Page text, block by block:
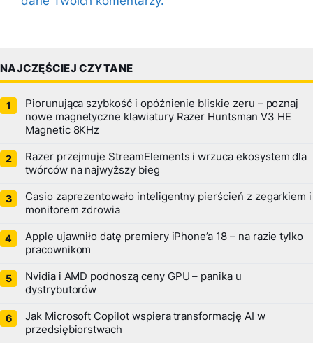
NAJCZĘŚCIEJ CZYTANE
Piorunująca szybkość i opóźnienie bliskie zeru – poznaj
nowe magnetyczne klawiatury Razer Huntsman V3 HE
Magnetic 8KHz
Razer przejmuje StreamElements i wrzuca ekosystem dla
twórców na najwyższy bieg
Casio zaprezentowało inteligentny pierścień z zegarkiem i
monitorem zdrowia
Apple ujawniło datę premiery iPhone’a 18 – na razie tylko
pracownikom
Nvidia i AMD podnoszą ceny GPU – panika u
dystrybutorów
Jak Microsoft Copilot wspiera transformację AI w
przedsiębiorstwach